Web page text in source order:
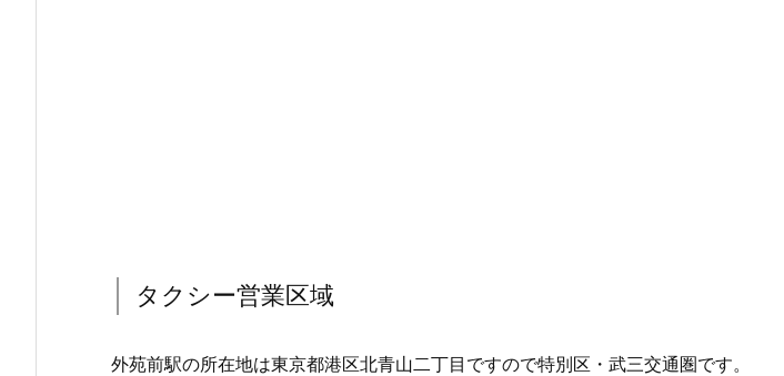
タクシー営業区域
外苑前駅の所在地は東京都港区北青山二丁目ですので特別区・武三交通圏です。